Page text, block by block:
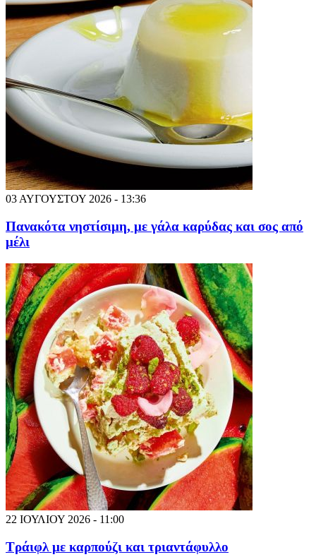
03 ΑΥΓΟΥΣΤΟΥ 2026 - 13:36
Πανακότα νηστίσιμη, με γάλα καρύδας και σος από
μέλι
22 ΙΟΥΛΙΟΥ 2026 - 11:00
Τράιφλ με καρπούζι και τριαντάφυλλο